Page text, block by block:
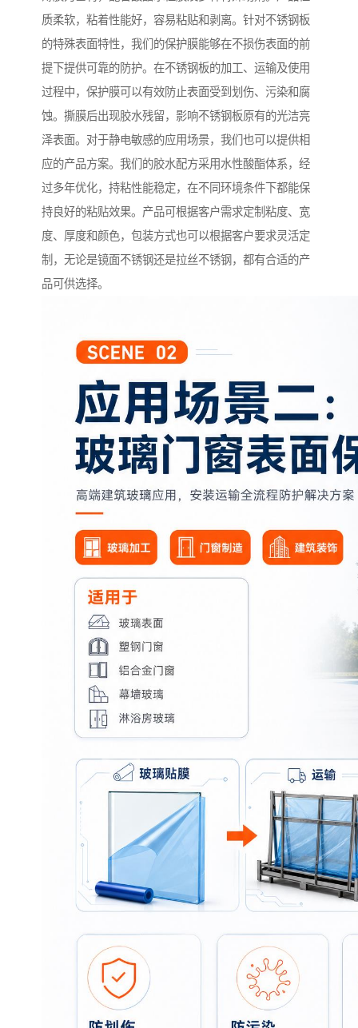
质柔软，粘着性能好，容易粘贴和剥离。针对不锈钢板
的特殊表面特性，我们的保护膜能够在不损伤表面的前
提下提供可靠的防护。在不锈钢板的加工、运输及使用
过程中，保护膜可以有效防止表面受到划伤、污染和腐
蚀。撕膜后出现胶水残留，影响不锈钢板原有的光洁亮
泽表面。对于静电敏感的应用场景，我们也可以提供相
应的产品方案。我们的胶水配方采用水性酸酯体系，经
过多年优化，持粘性能稳定，在不同环境条件下都能保
持良好的粘贴效果。产品可根据客户需求定制粘度、宽
度、厚度和颜色，包装方式也可以根据客户要求灵活定
制，无论是镜面不锈钢还是拉丝不锈钢，都有合适的产
品可供选择。